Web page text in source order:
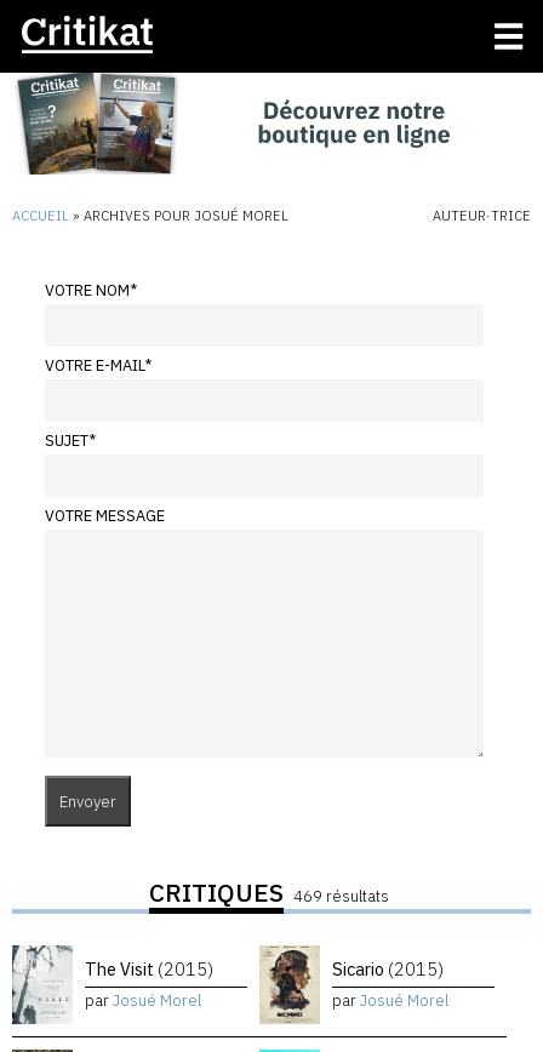
ACCUEIL » ARCHIVES POUR JOSUÉ MOREL AUTEUR·TRICE
VOTRE NOM*
VOTRE E-MAIL*
SUJET*
VOTRE MESSAGE
CRITIQUES 469 résultats
The Visit (2015)
parJosué Morel
Sicario (2015)
parJosué Morel